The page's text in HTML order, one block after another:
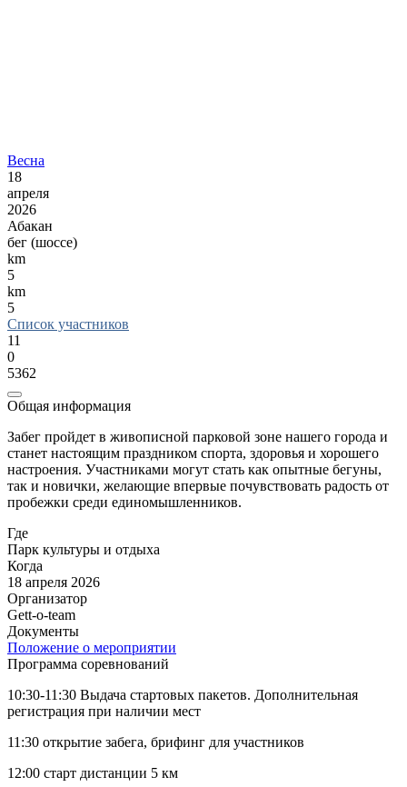
Весна
18
апреля
2026
Абакан
бег (шоссе)
km
5
km
5
Список участников
11
0
5362
Общая информация
Забег пройдет в живописной парковой зоне нашего города и
станет настоящим праздником спорта, здоровья и хорошего
настроения. Участниками могут стать как опытные бегуны,
так и новички, желающие впервые почувствовать радость от
пробежки среди единомышленников.
Где
Парк культуры и отдыха
Когда
18 апреля 2026
Организатор
Gett-o-team
Документы
Положение о мероприятии
Программа соревнований
10:30-11:30 Выдача стартовых пакетов. Дополнительная
регистрация при наличии мест
11:30 открытие забега, брифинг для участников
12:00 старт дистанции 5 км